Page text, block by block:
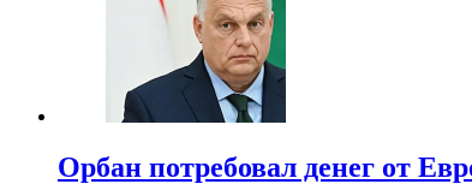
Орбан потребовал денег от